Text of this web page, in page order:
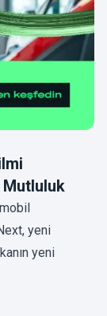
Mutluluk
yeni
yeni